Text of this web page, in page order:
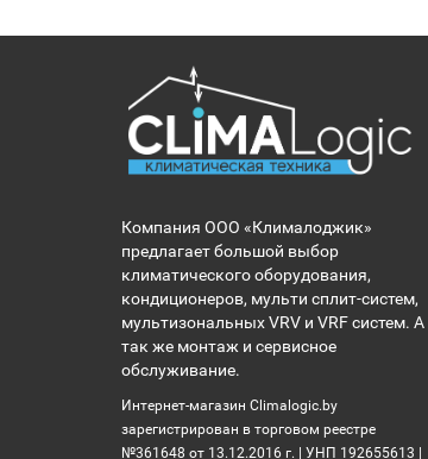
Компания ООО «Клималоджик»
предлагает большой выбор
климатического оборудования,
кондиционеров, мульти сплит-систем,
мультизональных VRV и VRF систем. А
так же монтаж и сервисное
обслуживание.
Интернет-магазин Climalogic.by
зарегистрирован в торговом реестре
№361648 от 13.12.2016 г. | УНП 192655613 |